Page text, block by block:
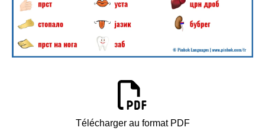
Télécharger au format PDF